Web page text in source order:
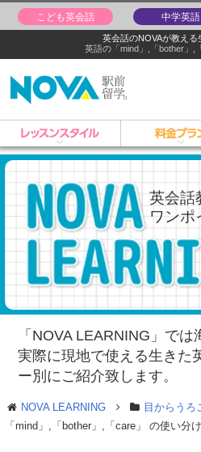
英会話のNOVAが教える
英語の「mind」,「bother」,
こども英会話 中学英語
英会話
ワンポ
「NOVA LEARNING」では
実際に現地で使える生きた
ー別にご紹介致します。
NOVA LEARNING 目からうろ
「mind」,「bother」,「care」 の使い分け